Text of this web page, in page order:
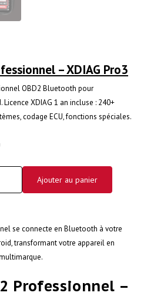
– XDIAG Pro3
OBD2 Bluetooth pour
XDIAG 1 an incluse : 240+
codage ECU, fonctions spéciales.
Ajouter au panier
se connecte en Bluetooth à votre
transformant votre appareil en
Professionnel –